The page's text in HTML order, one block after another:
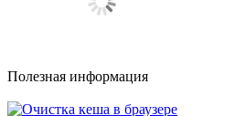
Полезная информация